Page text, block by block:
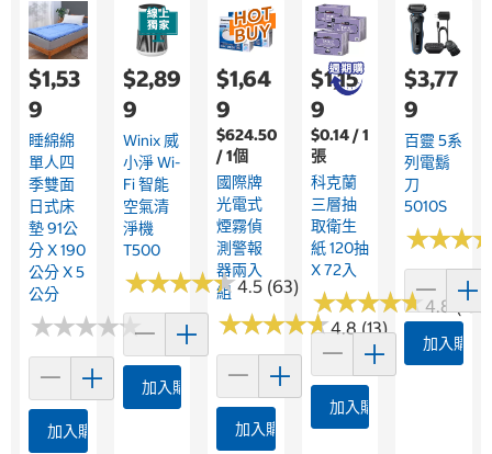
$1,53
9
睡綿綿
單人四
季雙面
日式床
墊 91公
分 X 190
公分 X 5
公分
★★★★★
★★★★★
加入購物車
$2,89
9
Winix 威
小淨 Wi-
Fi 智能
空氣清
淨機
T500
★★★★★
★★★★★4.5 (63)
加入購物車
$1,64
9
$624.50
/ 1個
國際牌
光電式
煙霧偵
測警報
器兩入
組
★★★★★
★★★★★4.8 (13)
加入購物車
$1,15
9
$0.14 / 1
張
科克蘭
三層抽
取衛生
紙 120抽
X 72入
★★★★★
★★★★★4.8
加入購物車
$3,77
9
百靈 5系
列電鬍
刀
5010S
★★★
★★★
加入購物